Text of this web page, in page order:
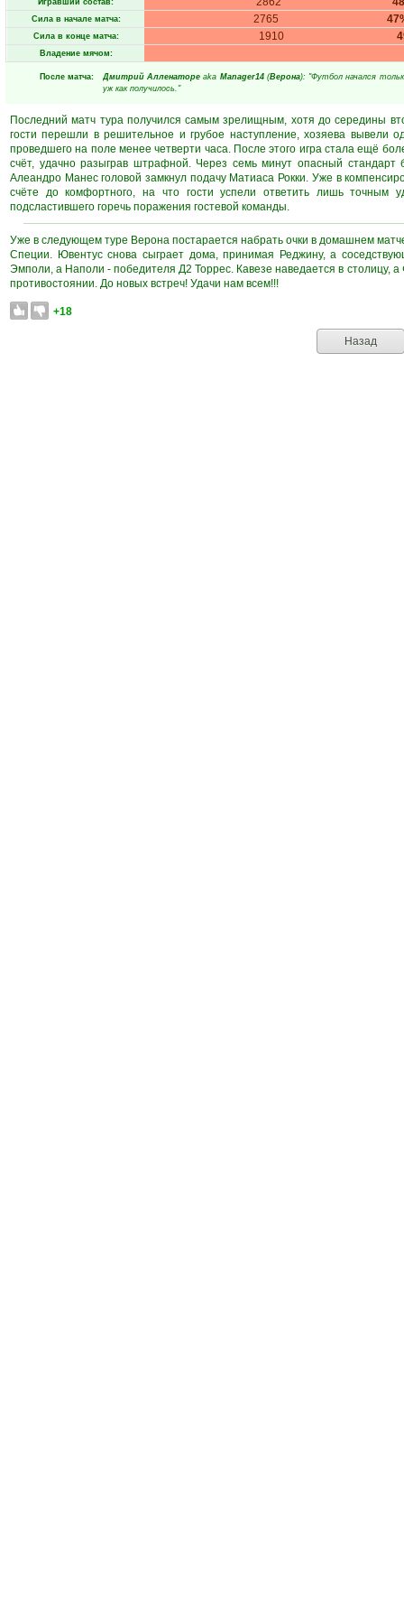
Игравший состав:
Сила в начале матча: 2765
Сила в конце матча: 1910
Владение мячом:
После матча: Дмитрий Алленаторе aka Manager14 (Верона): "Футбол начался
уж как получилось."
Последний матч тура получился самым зрелищным, хотя до середины
гости перешли в решительное и грубое наступление, хозяева вывели
проведшего на поле менее четверти часа. После этого игра стала ещё
счёт, удачно разыграв штрафной. Через семь минут опасный
Алеандро Манес головой замкнул подачу Матиаса Рокки. Уже в
счёте до комфортного, на что гости успели ответить лишь
подсластившего горечь поражения гостевой команды.
Уже в следующем туре Верона постарается набрать очки в домашнем
Специи. Ювентус снова сыграет дома, принимая Реджину, а
Эмполи, а Наполи - победителя Д2 Торрес. Кавезе наведается в столицу,
противостоянии. До новых встреч! Удачи нам всем!!!
+18
Назад